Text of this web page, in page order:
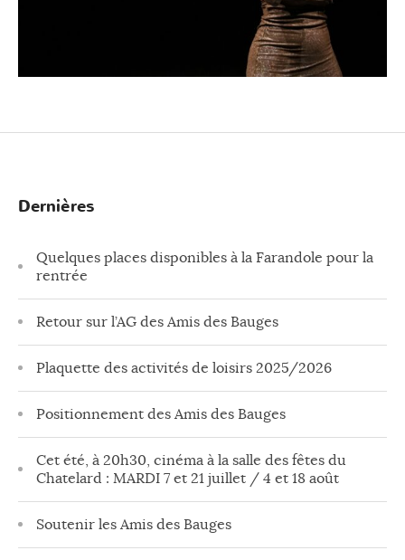
Dernières
Quelques places disponibles à la Farandole pour la
rentrée
Retour sur l’AG des Amis des Bauges
Plaquette des activités de loisirs 2025/2026
Positionnement des Amis des Bauges
Cet été, à 20h30, cinéma à la salle des fêtes du
Chatelard : MARDI 7 et 21 juillet / 4 et 18 août
Soutenir les Amis des Bauges